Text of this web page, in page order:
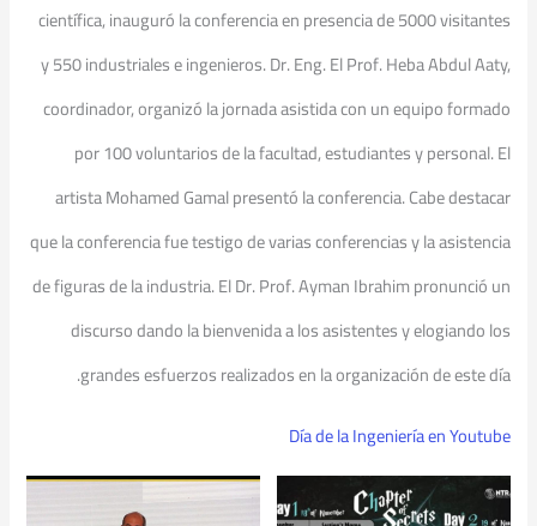
científica, inauguró la conferencia en presencia de 5000 visitantes
y 550 industriales e ingenieros. Dr. Eng. El Prof. Heba Abdul Aaty,
coordinador, organizó la jornada asistida con un equipo formado
por 100 voluntarios de la facultad, estudiantes y personal. El
artista Mohamed Gamal presentó la conferencia. Cabe destacar
que la conferencia fue testigo de varias conferencias y la asistencia
de figuras de la industria. El Dr. Prof. Ayman Ibrahim pronunció un
discurso dando la bienvenida a los asistentes y elogiando los
grandes esfuerzos realizados en la organización de este día.
Día de la Ingeniería en Youtube